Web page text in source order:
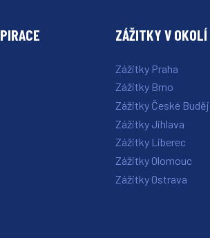
ZÁŽITKY V OKOLÍ
Zážitky Praha
Zážitky Brno
Zážitky České
Zážitky Jihlava
Zážitky Liberec
Zážitky Olomouc
Zážitky Ostrava